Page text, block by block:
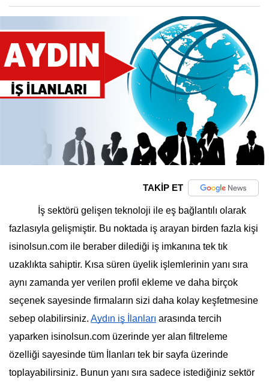
TAKİP ET
İş sektörü gelişen teknoloji ile eş bağlantılı olarak
fazlasıyla gelişmiştir. Bu noktada iş arayan birden fazla kişi
isinolsun.com ile beraber dilediği iş imkanına tek tık
uzaklıkta sahiptir. Kısa süren üyelik işlemlerinin yanı sıra
aynı zamanda yer verilen profil ekleme ve daha birçok
seçenek sayesinde firmaların sizi daha kolay keşfetmesine
sebep olabilirsiniz. Aydın iş İlanları arasında tercih
yaparken isinolsun.com üzerinde yer alan filtreleme
özelliği sayesinde tüm İlanları tek bir sayfa üzerinde
toplayabilirsiniz. Bunun yanı sıra sadece istediğiniz sektör